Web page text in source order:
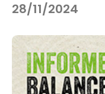
28/11/2024